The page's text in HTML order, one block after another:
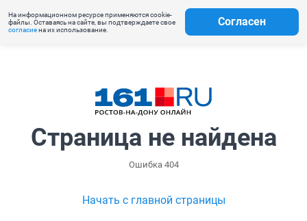
На информационном ресурсе применяются cookie-
файлы. Оставаясь на сайте, вы подтверждаете свое
согласиена их использование.
Согласен
Страница не найдена
Ошибка 404
Начать с главной страницы